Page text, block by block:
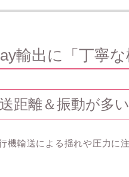
輸出に「丁寧
距離＆振動が多い
機輸送による揺れや圧力に